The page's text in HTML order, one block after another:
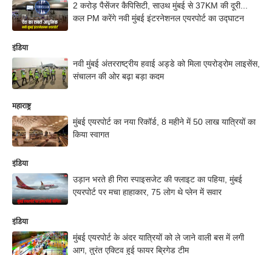
2 करोड़ पैसेंजर कैपिसिटी, साउथ मुंबई से 37KM की दूरी...
कल PM करेंगे नवी मुंबई इंटरनेशनल एयरपोर्ट का उद्घाटन
इंडिया
नवी मुंबई अंतरराष्ट्रीय हवाई अड्डे को मिला एयरोड्रोम लाइसेंस,
संचालन की ओर बढ़ा बड़ा कदम
महाराष्ट्र
मुंबई एयरपोर्ट का नया रिकॉर्ड, 8 महीने में 50 लाख यात्रियों का
किया स्वागत
इंडिया
उड़ान भरते ही गिरा स्पाइसजेट की फ्लाइट का पहिया, मुंबई
एयरपोर्ट पर मचा हाहाकार, 75 लोग थे प्लेन में सवार
इंडिया
मुंबई एयरपोर्ट के अंदर यात्रियों को ले जाने वाली बस में लगी
आग, तुरंत एक्टिव हुई फायर ब्रिगेड टीम